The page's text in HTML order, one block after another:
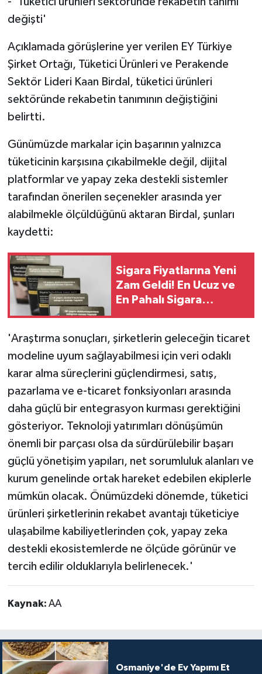
değişti'
Açıklamada görüşlerine yer verilen EY Türkiye
Şirket Ortağı, Tüketici Ürünleri ve Perakende
Sektör Lideri Kaan Birdal, tüketici ürünleri
sektöründe rekabetin tanımının değiştiğini
belirtti.
Günümüzde markalar için başarının yalnızca
tüketicinin karşısına çıkabilmekle değil, dijital
platformlar ve yapay zeka destekli sistemler
tarafından önerilen seçenekler arasında yer
alabilmekle ölçüldüğünü aktaran Birdal, şunları
kaydetti:
Sigara Fiyatlarına Yeni
Zam Geldi! En Ucuz ve
En Pahalı Sigara
'Araştırma sonuçları, şirketlerin geleceğin ticaret
modeline uyum sağlayabilmesi için veri odaklı
karar alma süreçlerini güçlendirmesi, satış,
pazarlama ve e-ticaret fonksiyonları arasında
daha güçlü bir entegrasyon kurması gerektiğini
gösteriyor. Teknoloji yatırımları dönüşümün
önemli bir parçası olsa da sürdürülebilir başarı
güçlü yönetişim yapıları, net sorumluluk alanları ve
kurum genelinde ortak hareket edebilen ekiplerle
mümkün olacak. Önümüzdeki dönemde, tüketici
ürünleri şirketlerinin rekabet avantajı tüketiciye
ulaşabilme kabiliyetlerinden çok, yapay zeka
destekli ekosistemlerde ne ölçüde görünür ve
tercih edilir olduklarıyla belirlenecek.'
Kaynak: AA
Osmaniye'de Ev Yapımı Et